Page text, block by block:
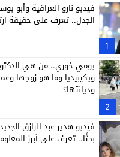
1
فيديو نارو العراقية وأبو
الجدل.. تعرف على حقيقة
2
يومي خوري.. من هي
ويكيبيديا وما هو زوجها
وديانتها؟
فيديو هدير عبد الرازق
بحثًا.. تعرف على أبرز